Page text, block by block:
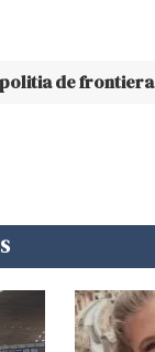
politia de frontiera